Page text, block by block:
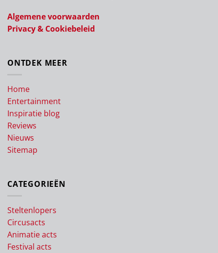
Algemene voorwaarden
Privacy & Cookiebeleid
ONTDEK MEER
Home
Entertainment
Inspiratie blog
Reviews
Nieuws
Sitemap
CATEGORIEËN
Steltenlopers
Circusacts
Animatie acts
Festival acts